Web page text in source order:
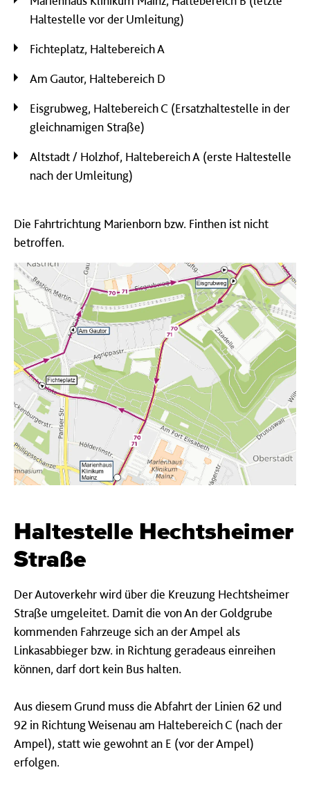
Haltestelle vor der Umleitung)
Fichteplatz, Haltebereich A
Am Gautor, Haltebereich D
Eisgrubweg, Haltebereich C (Ersatzhaltestelle in der
gleichnamigen Straße)
Altstadt / Holzhof, Haltebereich A (erste Haltestelle
nach der Umleitung)
Die Fahrtrichtung Marienborn bzw. Finthen ist nicht
betroffen.
Haltestelle Hechtsheimer
Straße
Der Autoverkehr wird über die Kreuzung Hechtsheimer
Straße umgeleitet. Damit die von An der Goldgrube
kommenden Fahrzeuge sich an der Ampel als
Linkasabbieger bzw. in Richtung geradeaus einreihen
können, darf dort kein Bus halten.
Aus diesem Grund muss die Abfahrt der Linien 62 und
92 in Richtung Weisenau am Haltebereich C (nach der
Ampel), statt wie gewohnt an E (vor der Ampel)
erfolgen.